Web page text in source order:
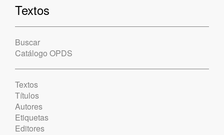
Textos
Buscar
Catálogo OPDS
Textos
Títulos
Autores
Etiquetas
Editores